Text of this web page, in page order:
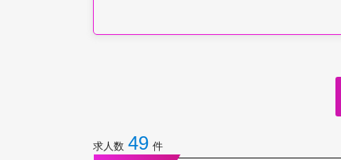
求人数 49 件